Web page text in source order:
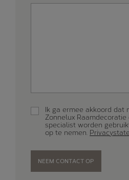
Ik ga ermee akkoord dat
Zonnelux
specialist worden
op te nemen.
Gelieve dit veld leeg te laten.